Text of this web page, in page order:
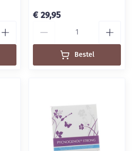
€ 29,95
Bestel